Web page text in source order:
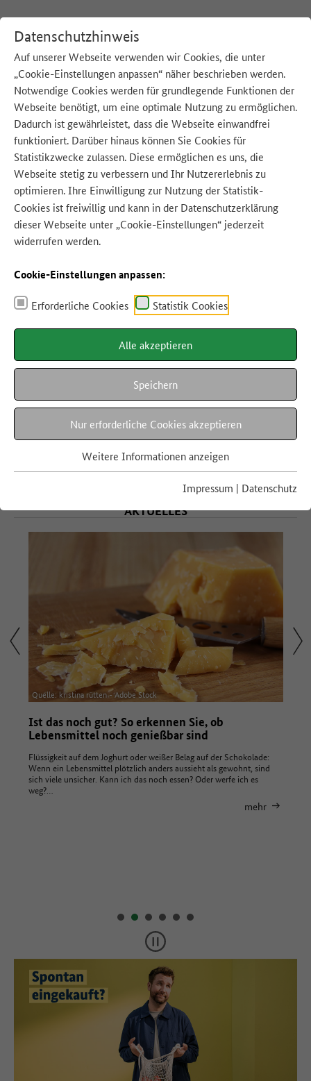
Datenschutzhinweis
Auf unserer Webseite verwenden wir Cookies, die unter
„Cookie-Einstellungen anpassen“ näher beschrieben werden.
Notwendige Cookies werden für grundlegende Funktionen der
Webseite benötigt, um eine optimale Nutzung zu ermöglichen.
Dadurch ist gewährleistet, dass die Webseite einwandfrei
funktioniert. Darüber hinaus können Sie Cookies für
Statistikzwecke zulassen. Diese ermöglichen es uns, die
Webseite stetig zu verbessern und Ihr Nutzererlebnis zu
optimieren. Ihre Einwilligung zur Nutzung der Statistik-
Cookies ist freiwillig und kann in der Datenschutzerklärung
dieser Webseite unter „Cookie-Einstellungen“ jederzeit
widerrufen werden.
Cookie-Einstellungen anpassen:
Erforderliche Cookies Statistik Cookies
Alle akzeptieren
Speichern
Nur erforderliche Cookies akzeptieren
Weitere Informationen anzeigen
Impressum | Datenschutz
Lebensmittel
sind
Zu
gut
für
die
Tonne!
Richtig lagern
mehr Quelle: BMLEH
Zu gut für die Tonne!-App
Jetzt App herunterladen
und leckere Reste-
Rezepte finden.
mehr erfahren
AKTUELLES
Quelle: kristina rütten - Adobe Stock
Ist das noch gut? So erkennen Sie, ob
Lebensmittel noch genießbar sind
Flüssigkeit auf dem Joghurt oder weißer Belag auf der Schokolade:
Wenn ein Lebensmittel plötzlich anders aussieht als gewohnt, sind
sich viele unsicher. Kann ich das noch essen? Oder werfe ich es
weg?…
mehr